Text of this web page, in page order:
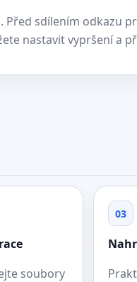
Před sdílením odkazu
nastavit vypršení a
soubory
03